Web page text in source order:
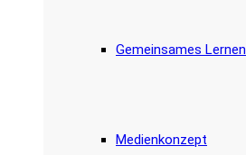
Gemeinsames Lernen
Medienkonzept